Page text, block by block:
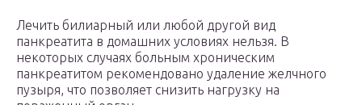
Лечить билиарный или любой другой вид
панкреатита в домашних условиях нельзя. В
некоторых случаях больным хроническим
панкреатитом рекомендовано удаление желчного
пузыря, что позволяет снизить нагрузку на